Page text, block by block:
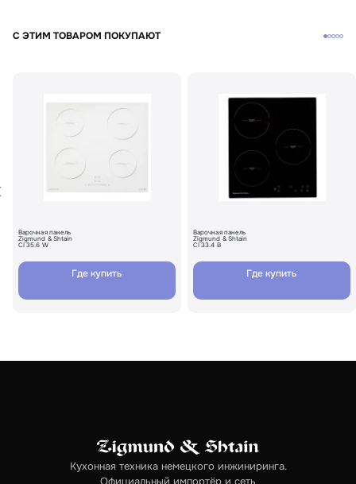
С ЭТИМ ТОВАРОМ ПОКУПАЮТ
Варочная панель
Zigmund & Shtain
CI 35.6 W
Где купить
Варочная панель
Zigmund & Shtain
CI 33.4 B
Где купить
Кухонная техника немецкого инжиниринга.
Официальный импортёр и сеть